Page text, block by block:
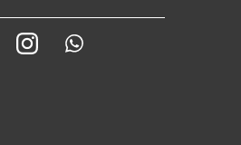
YoutubeInstagram